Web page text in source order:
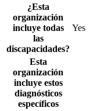
¿Esta
organización
incluye todas
las
discapacidades?
Yes
Esta
organización
incluye estos
diagnósticos
específicos